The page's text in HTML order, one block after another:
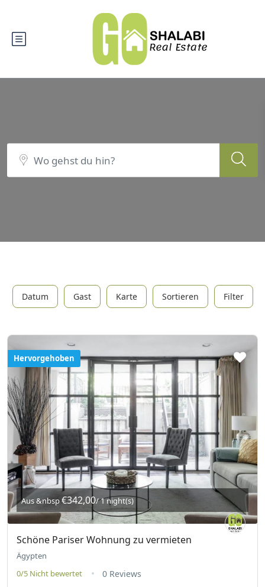
Datum Gast Karte Sortieren Filter
Hervorgehoben
Aus &nbsp€342,00/ 1 night(s)
Schöne Pariser Wohnung zu vermieten
Ägypten
0/5 Nicht bewertet 0 Reviews